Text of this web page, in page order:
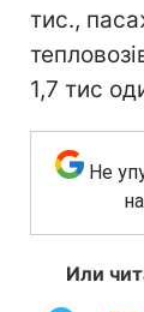
тис.,
1,7 тис
Не
Или